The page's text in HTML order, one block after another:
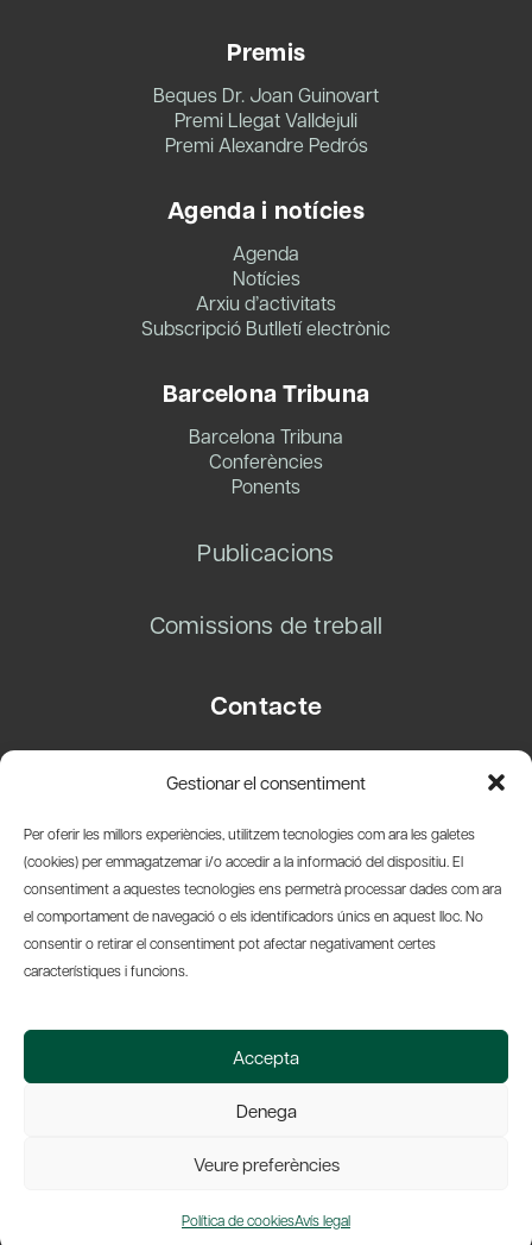
Gestionar el consentiment
Per oferir les millors experiències, utilitzem tecnologies com ara les galetes
(cookies) per emmagatzemar i/o accedir a la informació del dispositiu. El
consentiment a aquestes tecnologies ens permetrà processar dades com ara
el comportament de navegació o els identificadors únics en aquest lloc. No
consentir o retirar el consentiment pot afectar negativament certes
característiques i funcions.
Accepta
Denega
Veure preferències
Política de cookiesAvís legal
Premis
Beques Dr. Joan Guinovart
Premi Llegat Valldejuli
Premi Alexandre Pedrós
Agenda i notícies
Agenda
Notícies
Arxiu d’activitats
Subscripció Butlletí electrònic
Barcelona Tribuna
Barcelona Tribuna
Conferències
Ponents
Publicacions
Comissions de treball
Contacte
08003 Barcelona
info@amicsdelpais.com
Suscripció Newsletter
© 2026 Societat Econòmica Barcelonesa d'Amics del País
Web by Ideamatic